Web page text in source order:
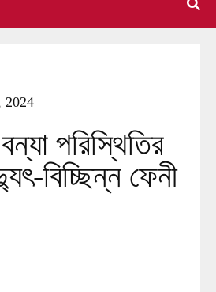
2024
বন্যা পরিস্থিতির
বিচ্ছিন্ন ফেনী